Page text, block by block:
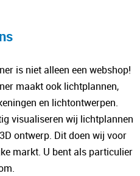
is niet alleen een webshop!
maakt ook lichtplannen,
en lichtontwerpen.
visualiseren wij lichtplannen
ontwerp. Dit doen wij voor
markt. U bent als particulier